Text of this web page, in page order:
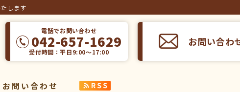
します
電話でお問い合わせ
042-657-1629
受付時間：平日9:00～17:00
お問い合わ
お問い合わせ